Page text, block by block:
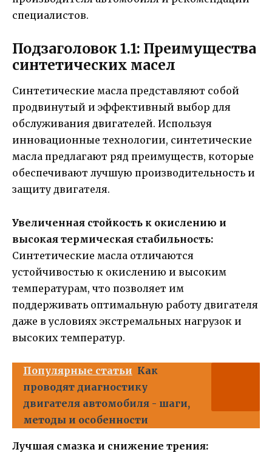
специалистов.
Подзаголовок 1.1: Преимущества
синтетических масел
Синтетические масла представляют собой
продвинутый и эффективный выбор для
обслуживания двигателей. Используя
инновационные технологии, синтетические
масла предлагают ряд преимуществ, которые
обеспечивают лучшую производительность и
защиту двигателя.
Увеличенная стойкость к окислению и
высокая термическая стабильность:
Синтетические масла отличаются
устойчивостью к окислению и высоким
температурам, что позволяет им
поддерживать оптимальную работу двигателя
даже в условиях экстремальных нагрузок и
высоких температур.
Популярные статьи Как
проводят диагностику
двигателя автомобиля - шаги,
методы и особенности
Лучшая смазка и снижение трения: